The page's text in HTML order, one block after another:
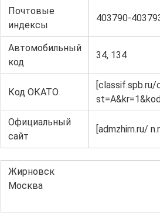
Почтовые
индексы
403790-
Автомобильный
код
34, 134
Код ОКАТО
Официальный
сайт
[admzhirn.ru/
Жирновск
Москва